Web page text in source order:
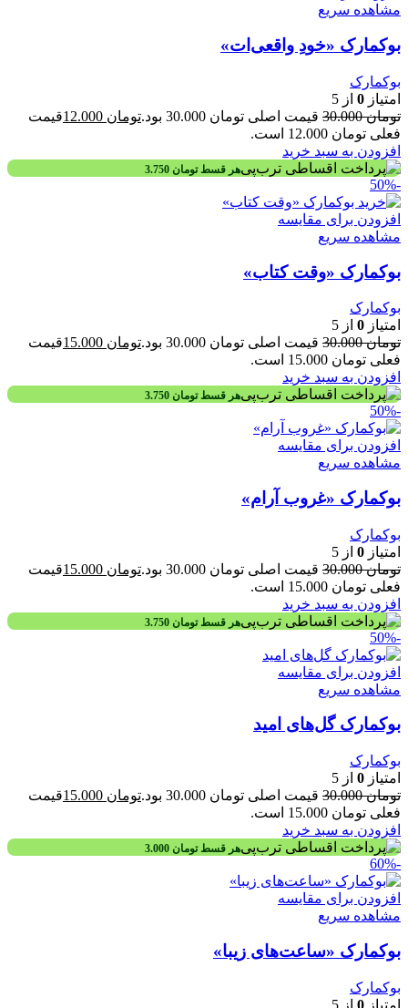
مشاهده سریع
بوکمارک «خودِ واقعی‌ات»
بوکمارک
امتیاز 0 از 5
تومان30.000 قیمت اصلی تومان 30.000 بود. تومان
قیمت
فعلی تومان 12.000 است.
افزودن به سبد خرید
هر قسطتومان
-50%
افزودن برای مقایسه
مشاهده سریع
بوکمارک «وقت کتاب»
بوکمارک
امتیاز 0 از 5
تومان30.000 قیمت اصلی تومان 30.000 بود. تومان
قیمت
فعلی تومان 15.000 است.
افزودن به سبد خرید
هر قسطتومان
-50%
افزودن برای مقایسه
مشاهده سریع
بوکمارک «غروب آرام»
بوکمارک
امتیاز 0 از 5
تومان30.000 قیمت اصلی تومان 30.000 بود. تومان
قیمت
فعلی تومان 15.000 است.
افزودن به سبد خرید
هر قسطتومان
-50%
افزودن برای مقایسه
مشاهده سریع
بوکمارک گل‌های امید
بوکمارک
امتیاز 0 از 5
تومان30.000 قیمت اصلی تومان 30.000 بود. تومان
قیمت
فعلی تومان 15.000 است.
افزودن به سبد خرید
هر قسطتومان
-60%
افزودن برای مقایسه
مشاهده سریع
بوکمارک «ساعت‌های زیبا»
بوکمارک
امتیاز 0 از 5